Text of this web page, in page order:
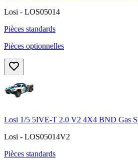
Losi - LOS05014
Pièces standards
Pièces optionnelles
Losi 1/5 5IVE-T 2.0 V2 4X4 BND Gas
Losi - LOS05014V2
Pièces standards